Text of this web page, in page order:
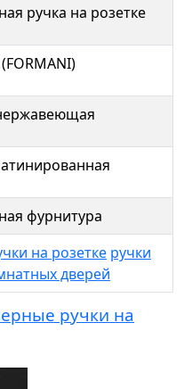
ручка на розетке
(FORMANI)
фурнитура
на розетке ручки
дверей
ручки на